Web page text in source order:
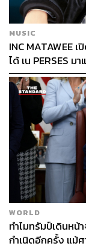
MUSIC
INC MATAWEE
ได้ เน PERSES ม
WORLD
ทำไมทรัมป์เดินห
กำเนิดอีกครั้ง แม้